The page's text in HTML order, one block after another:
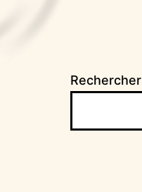
Rechercher